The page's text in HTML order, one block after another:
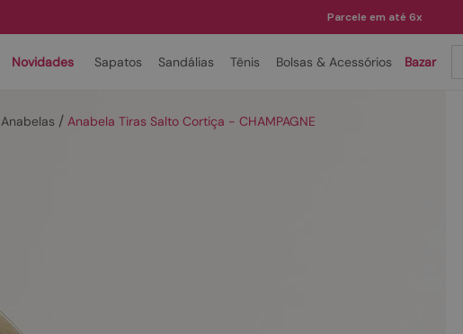
Parcele em até 6x
Novidades Sapatos Sandálias Tênis Bolsas & Acessórios Bazar
Anabelas Anabela Tiras Salto Cortiça - CHAMPAGNE